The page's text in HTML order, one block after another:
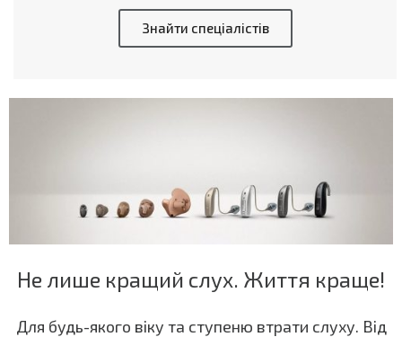
Знайти спеціалістів
Не лише кращий слух. Життя краще!
Для будь-якого віку та ступеню втрати слуху. Від